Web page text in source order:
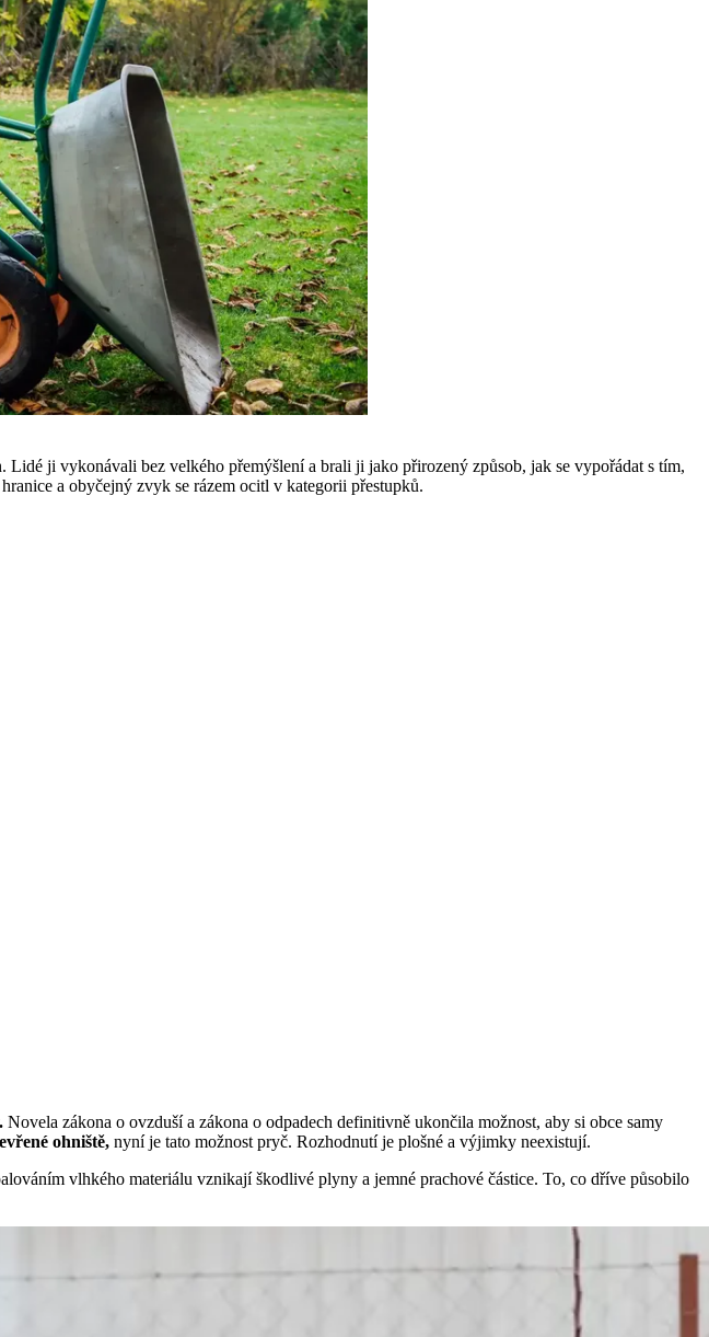
ji vykonávali bez velkého přemýšlení a brali ji jako přirozený způsob, jak se vypořádat s tím,
a obyčejný zvyk se rázem ocitl v kategorii přestupků.
Novela zákona o ovzduší a zákona o odpadech definitivně ukončila možnost, aby si obce samy
ohniště, nyní je tato možnost pryč. Rozhodnutí je plošné a výjimky neexistují.
vlhkého materiálu vznikají škodlivé plyny a jemné prachové částice. To, co dříve působilo